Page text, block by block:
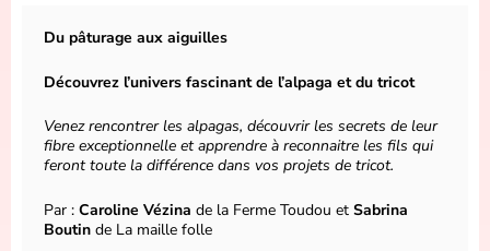
Du pâturage aux aiguilles
Découvrez l’univers fascinant de l’alpaga et du tricot
Venez rencontrer les alpagas, découvrir les secrets de leur
fibre exceptionnelle et apprendre à reconnaitre les fils qui
feront toute la différence dans vos projets de tricot.
Par : Caroline Vézina de la Ferme Toudou et Sabrina
Boutin de La maille folle